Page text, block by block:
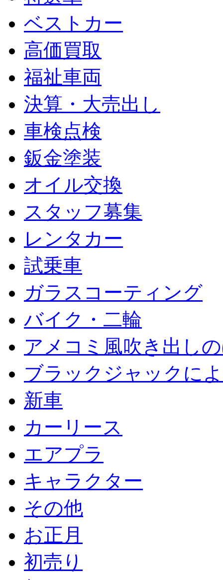
ベストカー
高価買取
福祉車両
決算・大売出し
車検点検
鈑金塗装
オイル交換
スタッフ募集
レンタカー
試乗車
ガラスコーティング
バイク・二輪
アメコミ風吹き出し
ブラックジャックに
新車
カーリース
エアプラ
キャラクター
その他
お正月
初売り